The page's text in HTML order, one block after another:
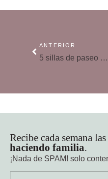
ANTERIOR
5 sillas de paseo gemelares para tus bebés
Recibe cada semana
haciendo familia.
¡Nada de SPAM! solo